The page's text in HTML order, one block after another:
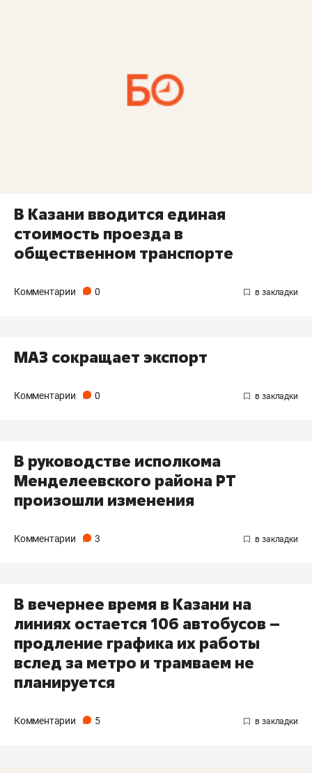
В Казани вводится единая
стоимость проезда в
общественном транспорте
Комментарии 0
МАЗ сокращает экспорт
Комментарии 0
В руководстве исполкома
Менделеевского района РТ
произошли изменения
Комментарии 3
В вечернее время в Казани на
линиях остается 106 автобусов –
продление графика их работы
вслед за метро и трамваем не
планируется
Комментарии 5